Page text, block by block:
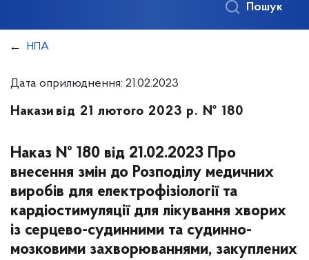
Пошук
НПА
Дата оприлюднення: 21.02.2023
Накази від 21 лютого 2023 р. № 180
Наказ № 180 від 21.02.2023 Про
внесення змін до Розподілу медичних
виробів для електрофізіології та
кардіостимуляції для лікування хворих
із серцево-судинними та судинно-
мозковими захворюваннями, закуплених